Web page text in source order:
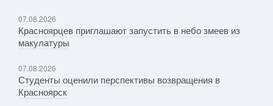
07.08.2026
Красноярцев приглашают запустить в небо змеев из
макулатуры
07.08.2026
Студенты оценили перспективы возвращения в
Красноярск